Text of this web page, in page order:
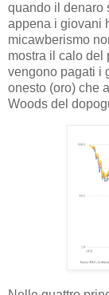
quando il denaro
appena i giovani
micawberismo
mostra il calo del
vengono pagati i
onesto (oro) che
Woods del